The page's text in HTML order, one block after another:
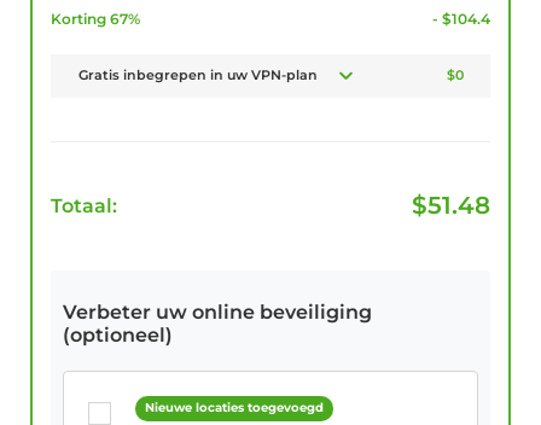
Korting 67% - $104.4
Gratis inbegrepen in uw VPN-plan $0
Totaal: $51.48
Verbeter uw online beveiliging
(optioneel)
Nieuwe locaties toegevoegd